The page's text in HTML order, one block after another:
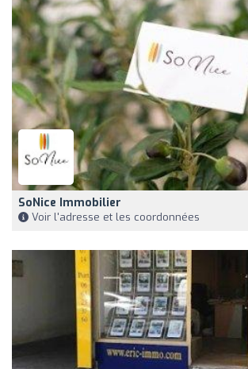
SoNice Immobilier
Voir l'adresse et les coordonnées